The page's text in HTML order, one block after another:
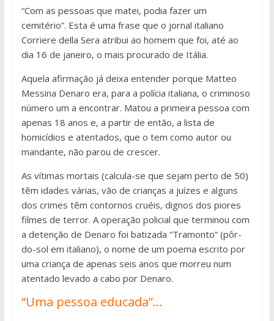
“Com as pessoas que matei, podia fazer um
cemitério”. Esta é uma frase que o jornal italiano
Corriere della Sera atribui ao homem que foi, até ao
dia 16 de janeiro, o mais procurado de Itália.
Aquela afirmação já deixa entender porque Matteo
Messina Denaro era, para a polícia italiana, o criminoso
número um a encontrar. Matou a primeira pessoa com
apenas 18 anos e, a partir de então, a lista de
homicídios e atentados, que o tem como autor ou
mandante, não parou de crescer.
As vítimas mortais (calcula-se que sejam perto de 50)
têm idades várias, vão de crianças a juízes e alguns
dos crimes têm contornos cruéis, dignos dos piores
filmes de terror. A operação policial que terminou com
a detenção de Denaro foi batizada “Tramonto” (pôr-
do-sol em italiano), o nome de um poema escrito por
uma criança de apenas seis anos que morreu num
atentado levado a cabo por Denaro.
“Uma pessoa educada”…